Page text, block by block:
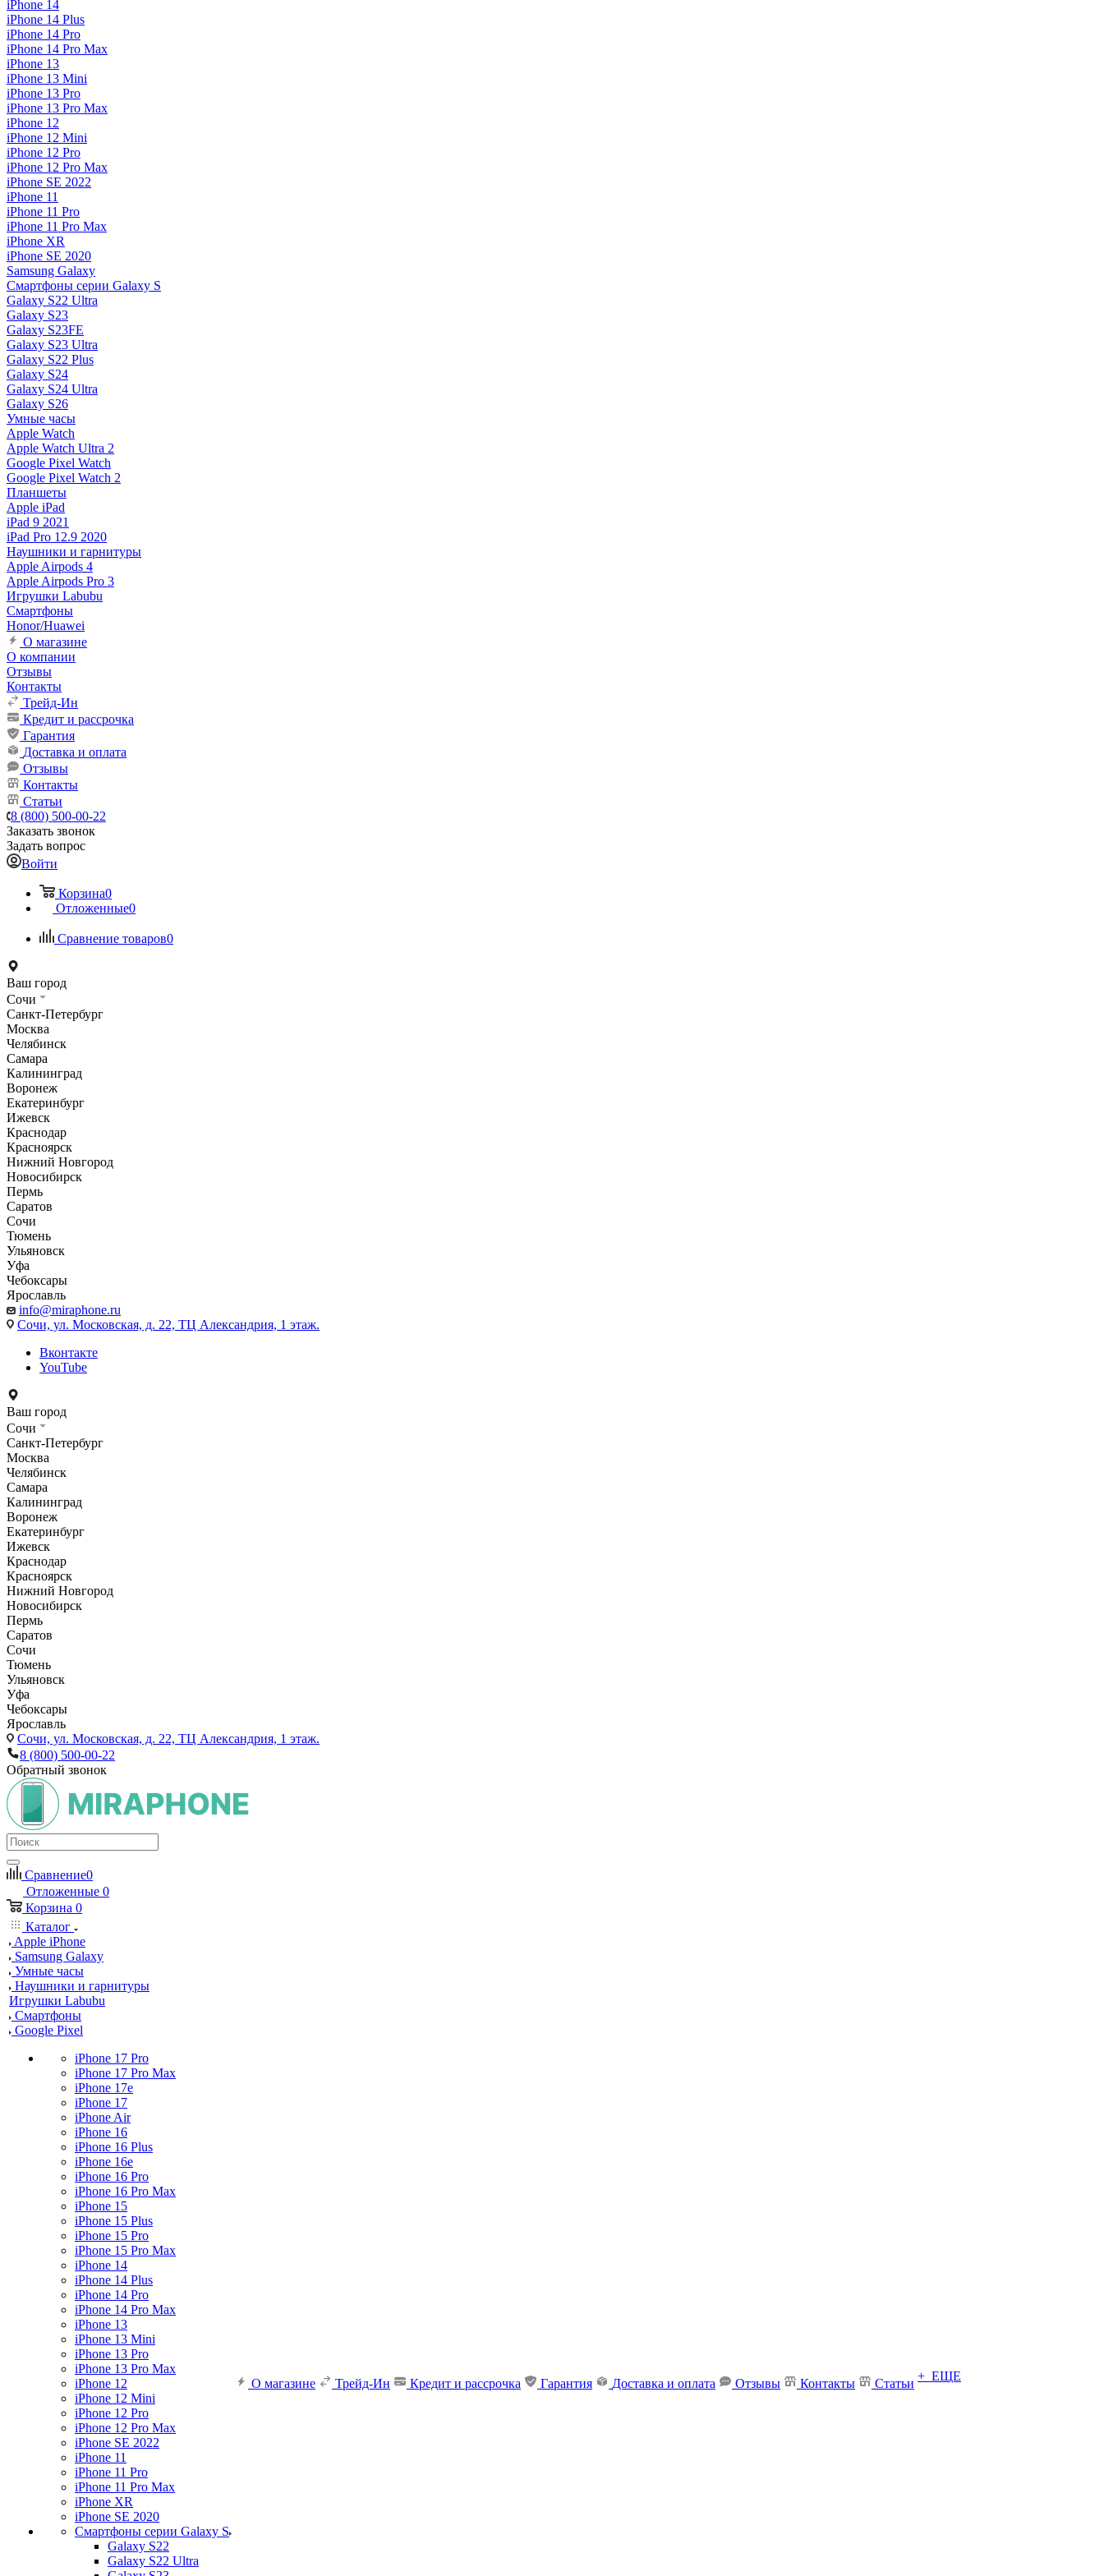
iPhone 14
iPhone 14 Plus
iPhone 14 Pro
iPhone 14 Pro Max
iPhone 13
iPhone 13 Mini
iPhone 13 Pro
iPhone 13 Pro Max
iPhone 12
iPhone 12 Mini
iPhone 12 Pro
iPhone 12 Pro Max
iPhone SE 2022
iPhone 11
iPhone 11 Pro
iPhone 11 Pro Max
iPhone XR
iPhone SE 2020
Samsung Galaxy
Смартфоны серии Galaxy S
Galaxy S22 Ultra
Galaxy S23
Galaxy S23FE
Galaxy S23 Ultra
Galaxy S22 Plus
Galaxy S24
Galaxy S24 Ultra
Galaxy S26
Умные часы
Apple Watch
Apple Watch Ultra 2
Google Pixel Watch
Google Pixel Watch 2
Планшеты
Apple iPad
iPad 9 2021
iPad Pro 12.9 2020
Наушники и гарнитуры
Apple Airpods 4
Apple Airpods Pro 3
Игрушки Labubu
Смартфоны
Honor/Huawei
О магазине
О компании
Отзывы
Контакты
Трейд-Ин
Кредит и рассрочка
Гарантия
Доставка и оплата
Отзывы
Контакты
Статьи
8 (800) 500-00-22
Заказать звонок
Задать вопрос
Войти
Корзина0
Отложенные0
Сравнение товаров0
Ваш город
Сочи
Санкт-Петербург
Москва
Челябинск
Самара
Калининград
Воронеж
Екатеринбург
Ижевск
Краснодар
Красноярск
Нижний Новгород
Новосибирск
Пермь
Саратов
Сочи
Тюмень
Ульяновск
Уфа
Чебоксары
Ярославль
info@miraphone.ru
Сочи, ул. Московская, д. 22, ТЦ Александрия, 1 этаж.
Вконтакте
YouTube
Ваш город
Сочи
Санкт-Петербург
Москва
Челябинск
Самара
Калининград
Воронеж
Екатеринбург
Ижевск
Краснодар
Красноярск
Нижний Новгород
Новосибирск
Пермь
Саратов
Сочи
Тюмень
Ульяновск
Уфа
Чебоксары
Ярославль
Сочи, ул. Московская, д. 22, ТЦ Александрия, 1 этаж.
8 (800) 500-00-22
Обратный звонок
Сравнение0
Отложенные 0
Корзина 0
Каталог
Apple iPhone
Samsung Galaxy
Умные часы
Наушники и гарнитуры
Игрушки Labubu
Смартфоны
Google Pixel
iPhone 17 Pro
iPhone 17 Pro Max
iPhone 17e
iPhone 17
iPhone Air
iPhone 16
iPhone 16 Plus
iPhone 16e
iPhone 16 Pro
iPhone 16 Pro Max
iPhone 15
iPhone 15 Plus
iPhone 15 Pro
iPhone 15 Pro Max
iPhone 14
iPhone 14 Plus
iPhone 14 Pro
iPhone 14 Pro Max
iPhone 13
iPhone 13 Mini
iPhone 13 Pro
iPhone 13 Pro Max
iPhone 12
iPhone 12 Mini
iPhone 12 Pro
iPhone 12 Pro Max
iPhone SE 2022
iPhone 11
iPhone 11 Pro
iPhone 11 Pro Max
iPhone XR
iPhone SE 2020
Смартфоны серии Galaxy S
Galaxy S22
Galaxy S22 Ultra
О магазине Трейд-Ин Кредит и рассрочка Гарантия Доставка и оплата Отзывы Контакты Статьи
+ ЕЩЕ